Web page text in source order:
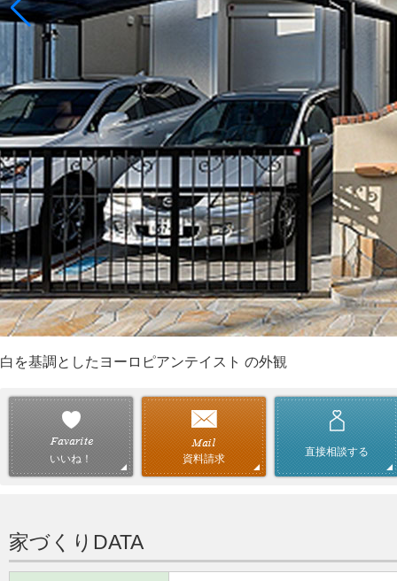
白を基調としたヨーロピアンテイスト の外観
いいね！ 資料請求
直接相談する
家づくりDATA